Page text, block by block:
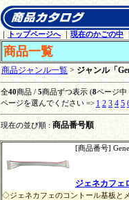
｜ トップページへ｜ 現在のかごの中
商品一覧
商品ジャンル一覧> ジャンル「
全40商品 / 5商品ずつ表示 (8ページ中
ページを選んでください => 1 2 3 4 5
現在の並び順 : 商品番号順
[商品番号]
ジェネカフェ
◇ジェネカフェのコントール基板と